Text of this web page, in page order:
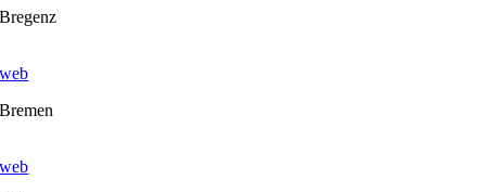
Bregenz
web
Bremen
web